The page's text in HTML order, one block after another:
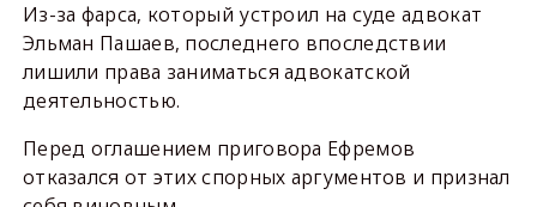
Из-за фарса, который устроил на суде адвокат
Эльман Пашаев, последнего впоследствии
лишили права заниматься адвокатской
деятельностью.
Перед оглашением приговора Ефремов
отказался от этих спорных аргументов и признал